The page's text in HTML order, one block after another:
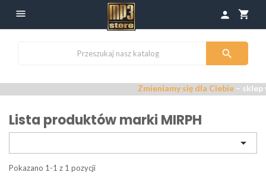
 shopping_cart
person

Zmieniamy się dla Ciebie– sklep
Lista produktów marki MIRPH

Pokazano 1-1 z 1 pozycji